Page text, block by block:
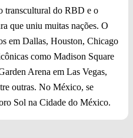
transcultural do RBD e o
que uniu muitas nações. O
em Dallas, Houston, Chicago
como Madison Square
Arena em Las Vegas,
outras. No México, se
Sol na Cidade do México.